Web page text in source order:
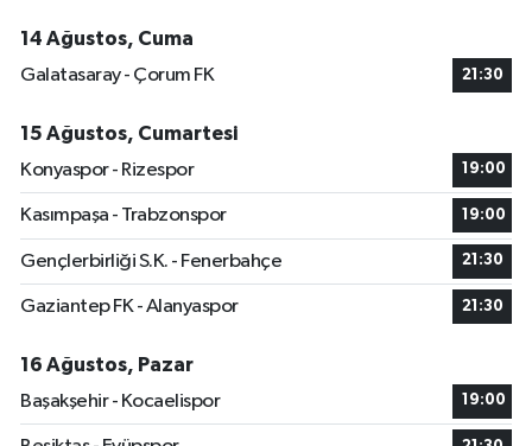
14 Ağustos, Cuma
Galatasaray - Çorum FK
21:30
15 Ağustos, Cumartesi
Konyaspor - Rizespor
19:00
Kasımpaşa - Trabzonspor 19:00
Gençlerbirliği S.K. - Fenerbahçe 21:30
Gaziantep FK - Alanyaspor 21:30
16 Ağustos, Pazar
Başakşehir - Kocaelispor
19:00